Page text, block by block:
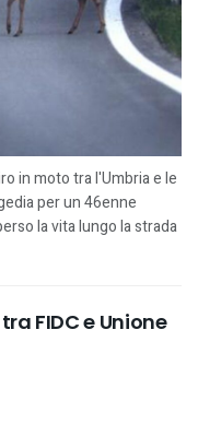
in moto tra l'Umbria e le
per un 46enne
la vita lungo la strada
FIDC e Unione